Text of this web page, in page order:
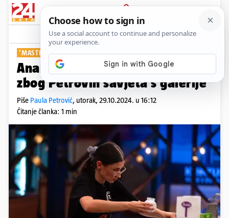
PRIJAVA
Show Komentari
'MASTERCHEF'
Anamarijino strpljenje na rubu
zbog Petrovih savjeta s galerije
Piše Paula Petrović, utorak, 29.10.2024. u 16:12
Čitanje članka: 1 min